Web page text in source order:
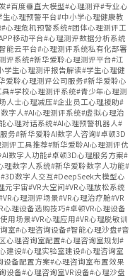
#百度垂直大模型#心理测评#专业心
心理预警平台#中小学心理健康教
心理危机预警系统#团体心理测评工
移动平台#心理测评数据分析系统
能云平台#心理测评系统私有化部署
评系统#新华爱聆心理测评平台#江
生心理测评报告解读#学生心理健
爱聆心理测评公司服务#新华爱聆心
#学校心理测评系统#青少年心理测
人士心理减压#企业员工心理援助#
字人#AI心理测评系统#虚拟心理治
心理对话系统#AI心理预警机器人#
务#新华爱聆AI数字人咨询#卓顿3D
评工具推荐#新华爱聆AI心理测评优
数字人功能#卓顿3D心理服务方案#
理数字人系统#新华爱聆数字人功能#
数字人交互#DeepSeek大模型心
宇宙#VR大空间#VR心理放松系统
心理测评场景#VR心理治疗舱#VR
理设备选购技巧#卓顿VR心理设备
用场景#VR心理应用#VR心理脱敏训
室#心理咨询设备#智能心理沙盘#音
心理咨询室配置#心理咨询室规划#
建设#心理实验室建设#心理咨询室
备配置方案#心理咨询室布置效果
备#心理咨询室VR设备#心理沙盘